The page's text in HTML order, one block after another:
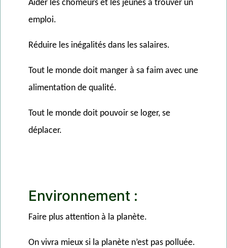
Aider les chômeurs et les jeunes à trouver un
emploi.
Réduire les inégalités dans les salaires.
Tout le monde doit manger à sa faim avec une
alimentation de qualité.
Tout le monde doit pouvoir se loger, se
déplacer.
Environnement :
Faire plus attention à la planète.
On vivra mieux si la planète n’est pas polluée.